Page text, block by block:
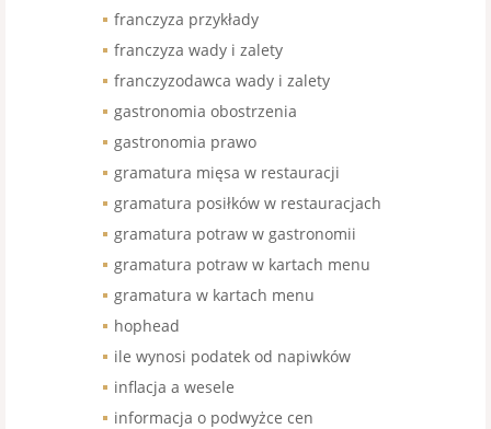
franczyza przykłady
franczyza wady i zalety
franczyzodawca wady i zalety
gastronomia obostrzenia
gastronomia prawo
gramatura mięsa w restauracji
gramatura posiłków w restauracjach
gramatura potraw w gastronomii
gramatura potraw w kartach menu
gramatura w kartach menu
hophead
ile wynosi podatek od napiwków
inflacja a wesele
informacja o podwyżce cen